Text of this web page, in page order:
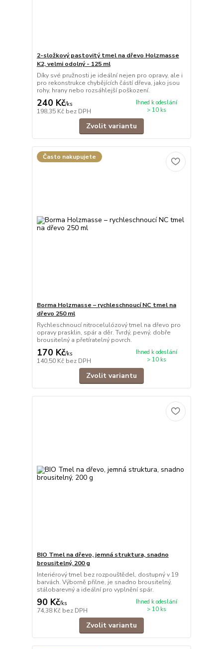
2-složkový pastovitý tmel na dřevo Holzmasse
K2, velmi odolný - 125 ml
Díky své pružnosti je ideální nejen pro opravy, ale i
pro rekonstrukce chybějících částí dřeva, jako jsou
rohy, hrany nebo rozsáhlejší poškození.
240 Kč/ks
198,35 Kč bez DPH
Ihned k odeslání
> 10 ks
Zvolit variantu
Často nakupujete
Borma Holzmasse – rychleschnoucí NC tmel na
dřevo 250 ml
Rychleschnoucí nitrocelulózový tmel na dřevo pro
opravy prasklin, spár a děr. Tvrdý, pevný, dobře
brousitelný a přetíratelný povrch.
170 Kč/ks
140,50 Kč bez DPH
Ihned k odeslání
> 10 ks
Zvolit variantu
BIO Tmel na dřevo, jemná struktura, snadno
brousitelný, 200 g
Interiérový tmel bez rozpouštědel, dostupný v 19
barvách. Výborně přilne, je snadno brousitelný,
stálobarevný a ideální pro vyplnění spár.
90 Kč/ks
74,38 Kč bez DPH
Ihned k odeslání
> 10 ks
Zvolit variantu